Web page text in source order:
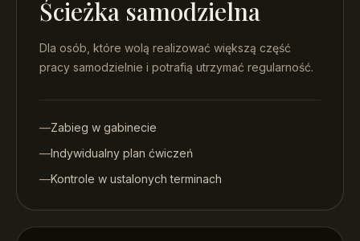
Ścieżka samodzielna
Dla osób, które wolą realizować większą część
pracy samodzielnie i potrafią utrzymać regularność.
—Zabieg w gabinecie
—Indywidualny plan ćwiczeń
—Kontrole w ustalonych terminach